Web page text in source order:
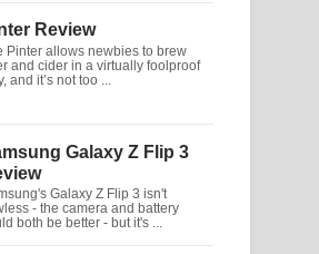
Review
Pinter allows newbies to brew
and cider in a virtually foolproof
and it’s not too ...
Galaxy Z Flip 3
Galaxy Z Flip 3 isn't
- the camera and battery
both be better - but it's ...